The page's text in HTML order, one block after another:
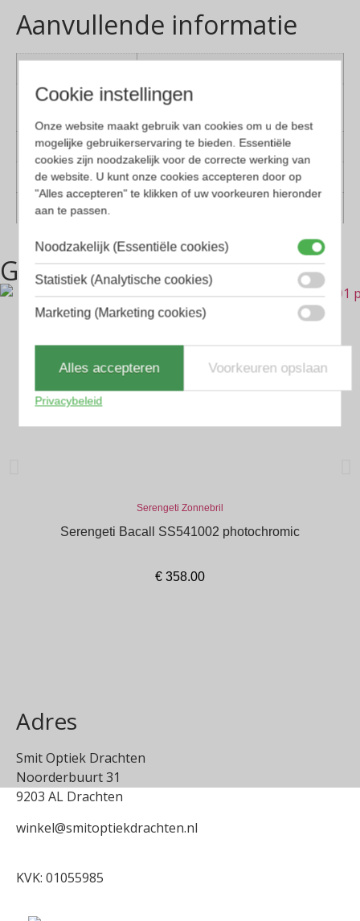
Aanvullende informatie
Montuur
Kunststof
Lens materiaal
Glas
Geschikt voor
Dames, Heren
Vorm
Gerelateerde producten
Serengeti Zonnebril
Serengeti Bacall SS541002 photochromic
€ 358.00
Adres
Smit Optiek Drachten
Noorderbuurt 31
9203 AL Drachten
winkel@smitoptiekdrachten.nl
KVK: 01055985
Cookie instellingen
Onze website maakt gebruik van cookies om u de best
mogelijke gebruikerservaring te bieden. Essentiële
cookies zijn noodzakelijk voor de correcte werking van
de website. U kunt onze cookies accepteren door op
"Alles accepteren" te klikken of uw voorkeuren hieronder
aan te passen.
Noodzakelijk (Essentiële cookies)
Statistiek (Analytische cookies)
Marketing (Marketing cookies)
Alles accepteren Voorkeuren opslaan
Privacybeleid